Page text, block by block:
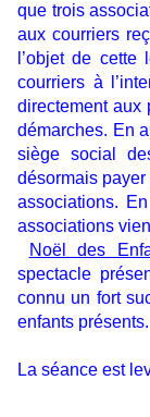
que trois
aux courriers
l’objet de
courriers à
directement aux
démarches. En
siège social
désormais
associations.
associations
Noël des
spectacle
connu un fort
enfants présents.
La séance est